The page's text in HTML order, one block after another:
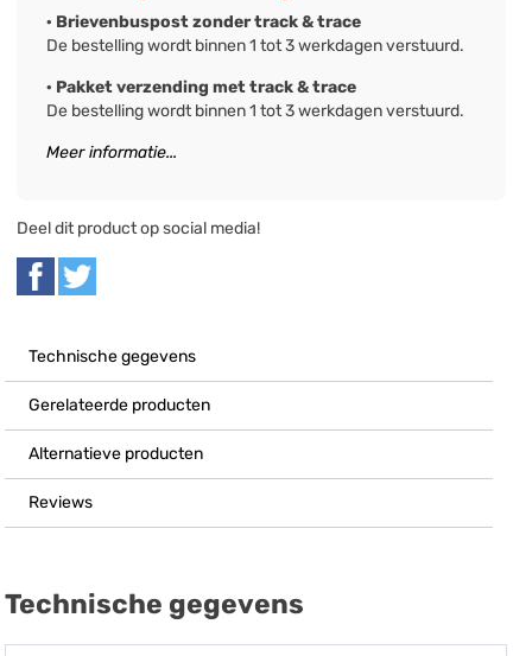
· Brievenbuspost zonder track & trace
De bestelling wordt binnen 1 tot 3 werkdagen verstuurd.
· Pakket verzending met track & trace
De bestelling wordt binnen 1 tot 3 werkdagen verstuurd.
Meer informatie...
Deel dit product op social media!
Technische gegevens
Gerelateerde producten
Alternatieve producten
Reviews
Technische gegevens